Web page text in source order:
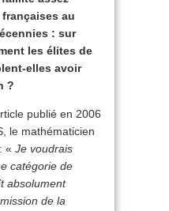
au
: sur
les élites de
elles avoir
?
publié en 2006
le mathématicien
« Je voudrais
catégorie de
absolument
de la